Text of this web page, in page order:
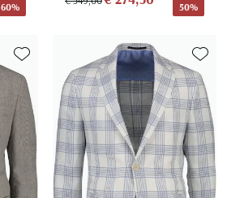
60%
50%
Toevoegen aan favorieten